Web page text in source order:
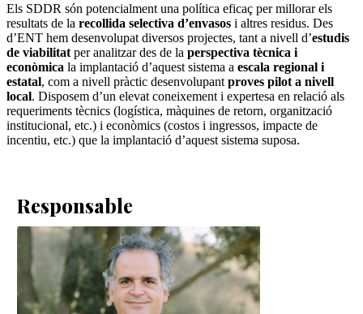
Els SDDR són potencialment una política eficaç per millorar els
resultats de la recollida selectiva d’envasos i altres residus. Des
d’ENT hem desenvolupat diversos projectes, tant a nivell d’estudis
de viabilitat per analitzar des de la perspectiva tècnica i
econòmica la implantació d’aquest sistema a escala regional i
estatal, com a nivell pràctic desenvolupant proves pilot a nivell
local. Disposem d’un elevat coneixement i expertesa en relació als
requeriments tècnics (logística, màquines de retorn, organització
institucional, etc.) i econòmics (costos i ingressos, impacte de
incentiu, etc.) que la implantació d’aquest sistema suposa.
Responsable